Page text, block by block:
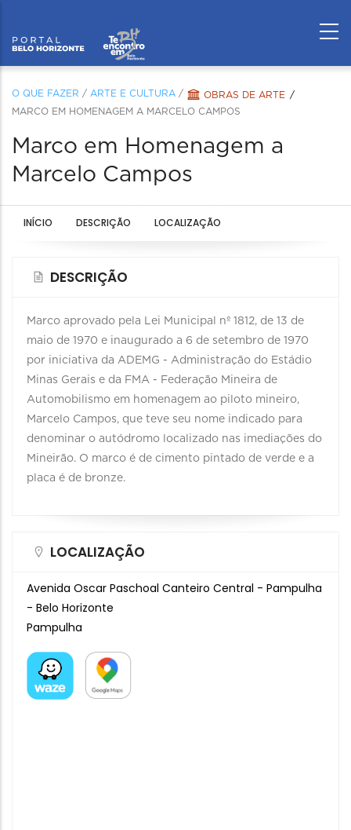
O QUE FAZER / ARTE E CULTURA /
OBRAS DE ARTE
MARCO EM HOMENAGEM A MARCELO CAMPOS
Marco em Homenagem a
Marcelo Campos
INÍCIO DESCRIÇÃO LOCALIZAÇÃO
DESCRIÇÃO
Marco aprovado pela Lei Municipal nº 1812, de 13 de
maio de 1970 e inaugurado a 6 de setembro de 1970
por iniciativa da ADEMG - Administração do Estádio
Minas Gerais e da FMA - Federação Mineira de
Automobilismo em homenagem ao piloto mineiro,
Marcelo Campos, que teve seu nome indicado para
denominar o autódromo localizado nas imediações do
Mineirão. O marco é de cimento pintado de verde e a
placa é de bronze.
LOCALIZAÇÃO
Avenida Oscar Paschoal Canteiro Central - Pampulha
- Belo Horizonte
Pampulha